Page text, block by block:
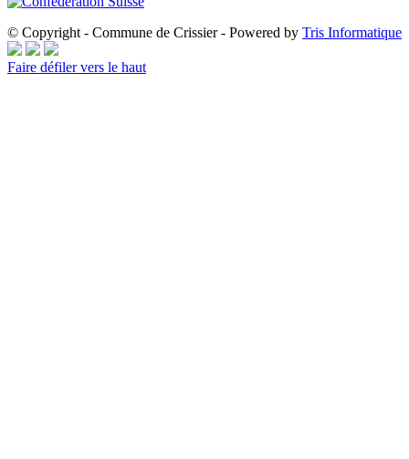
© Copyright - Commune de Crissier - Powered by Tris Informatique
Faire défiler vers le haut